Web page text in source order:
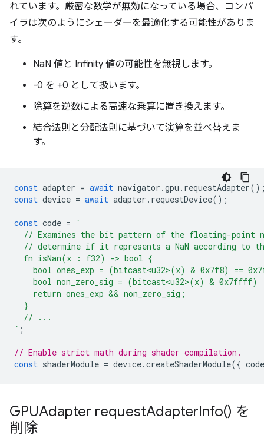
れています。厳密な数学が無効になっている場合、コンパ
イラは次のようにシェーダーを最適化する可能性がありま
す。
NaN 値と Infinity 値の可能性を無視します。
-0 を +0 として扱います。
除算を逆数による高速な乗算に置き換えます。
結合法則と分配法則に基づいて演算を並べ替えま
す。
const adapter = await navigator .gpu . requestAdapter
const device = await adapter . requestDevice();
const code =
`
// Examines the bit pattern of the floating-point
// determine if it represents a NaN according to
  fn isNan(x : f32) -> bool {
bool ones_exp = (bitcast<u32>(x) & 0x7f8) ==
bool non_zero_sig = (bitcast<u32>(x) & 0x7ffff)
    return ones_exp && non_zero_sig;
  }
  // ...
` ;
// Enable strict math during shader compilation.
const shaderModule = device.createShaderModule({ code
GPUAdapter requestAdapterInfo() を
削除